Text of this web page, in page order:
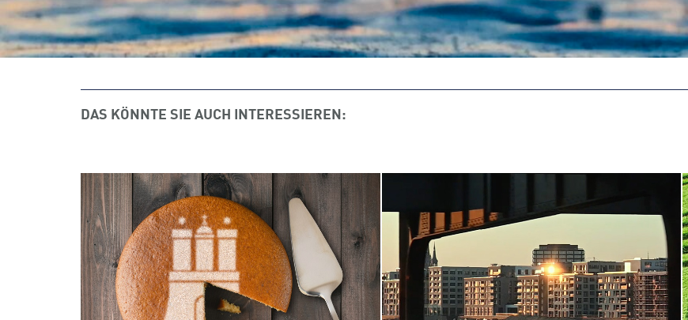
DAS KÖNNTE SIE AUCH INTERESSIEREN: